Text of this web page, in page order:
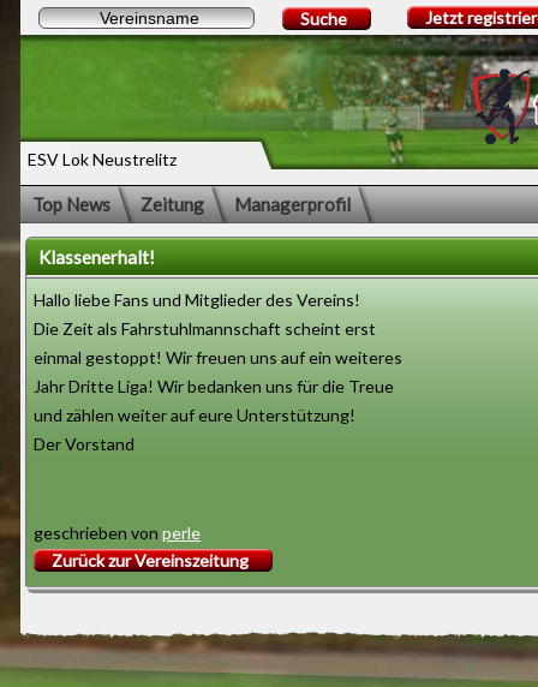
ESV Lok Neustrelitz
Suche Jetzt
Top News Zeitung Managerprofil
Klassenerhalt!
Hallo liebe Fans und Mitglieder des Vereins!
Die Zeit als Fahrstuhlmannschaft scheint erst
einmal gestoppt! Wir freuen uns auf ein weiteres
Jahr Dritte Liga! Wir bedanken uns für die Treue
und zählen weiter auf eure Unterstützung!
Der Vorstand
geschrieben von perle
Zurück zur Vereinszeitung